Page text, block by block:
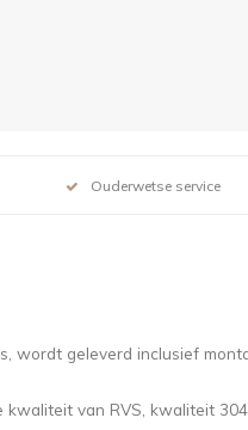
Ouderwetse service
wordt geleverd inclusief
van RVS, kwaliteit